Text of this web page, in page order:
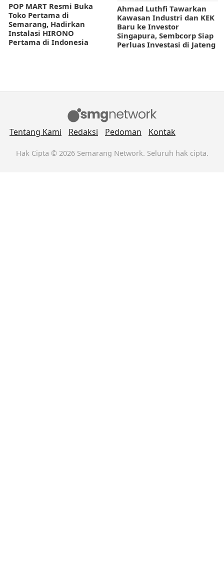
POP MART Resmi Buka
Toko Pertama di
Semarang, Hadirkan
Instalasi HIRONO
Pertama di Indonesia
Ahmad Luthfi Tawarkan
Kawasan Industri dan KEK
Baru ke Investor
Singapura, Sembcorp Siap
Perluas Investasi di Jateng
Tentang Kami Redaksi Pedoman Kontak
Hak Cipta © 2026 Semarang Network. Seluruh hak cipta.